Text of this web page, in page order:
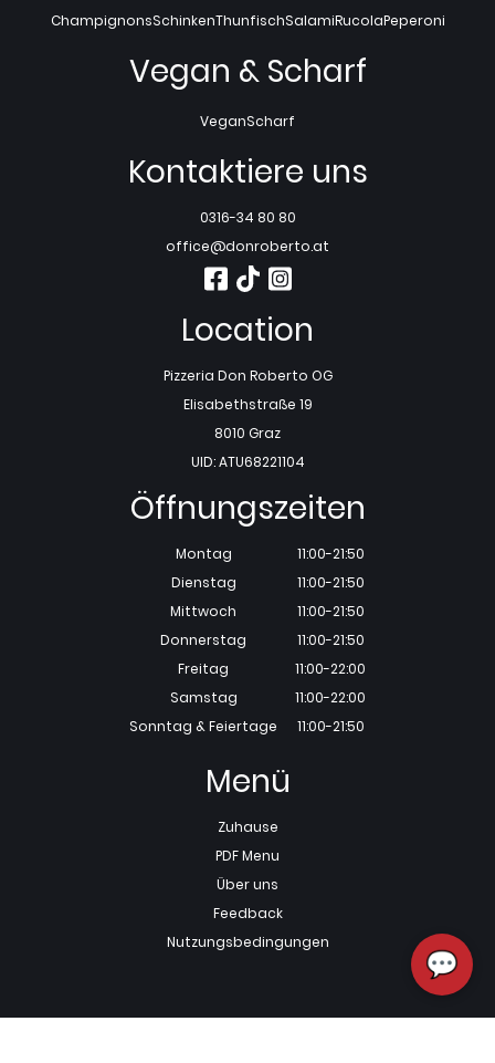
ChampignonsSchinkenThunfischSalamiRucolaPeperoni
Vegan & Scharf
VeganScharf
Kontaktiere uns
0316-34 80 80
office@donroberto.at
Location
Pizzeria Don Roberto OG
Elisabethstraße 19
8010 Graz
UID: ATU68221104
Öffnungszeiten
Montag
Dienstag
Mittwoch
Donnerstag
Freitag
Samstag
Sonntag & Feiertage
11:00-21:50
11:00-21:50
11:00-21:50
11:00-21:50
11:00-22:00
11:00-22:00
11:00-21:50
Menü
Zuhause
PDF Menu
Über uns
Feedback
Nutzungsbedingungen
💬